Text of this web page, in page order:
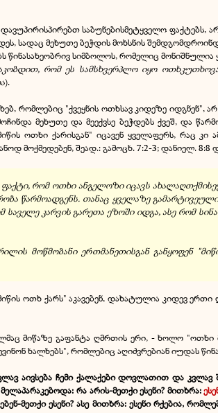
საბუნებისმეტყველო ფაქტებს,
სადაც მეხუთე ბეჭდის მოხსნის
სიმბოლოს, რომელიც მონიშნულია
რომ ეს სამსხვერპლო იყო
).
რომლებიც "ქვეყნის ოთხსავ კიდეზე
მეხუთე და მეექვსე ბეჭდებს ქვეშ, და
ოთხი ქარისგან" იცავენ ყველაფერს, რაც კი
მოქმედებენ, შეად.: გამოცხ. 7:2-3; დანიელ. 8:8
რომ ოთხი ანგელოზი იცავს
წარმოადგენს. თანაც ყველაზე
კარვის გარეთა ეზოში იდგა, ასე რომ
მოწმობანი ერთმანეთისგან განყოფენ
ოთხ ქარს" აკავებენ, დახატულია კიდევ ერთი
მიწაზე გაფანტა ღმრთის ერი, - ხოლო
ხალხებს", რომლებიც აღიძვრებიან იუდას
აივსება ჩემი ქალაქები დოვლათით და კვლავ
რა არის-მეთქი ესენი? მითხრა:
მეთქი ესენი? ასე მითხრა: ესენი რქებია,